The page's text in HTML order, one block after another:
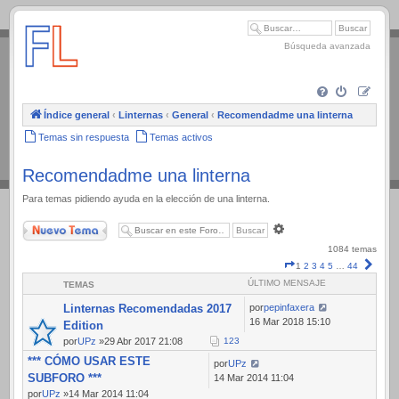
.
Búsqueda avanzada
Índice general ‹ Linternas ‹ General ‹ Recomendadme una linterna
Temas sin respuesta Temas activos
Recomendadme una linterna
Para temas pidiendo ayuda en la elección de una linterna.
Nuevo Tema
1084 temas
Página
1
44
1 2 3 4 5 … 44
TEMAS ÚLTIMO MENSAJE
Linternas Recomendadas 2017
Edition
porUPz »29 Abr 2017 21:08 123
porpepinfaxera
16 Mar 2018 15:10
*** CÓMO USAR ESTE
SUBFORO ***
porUPz »14 Mar 2014 11:04
porUPz
14 Mar 2014 11:04